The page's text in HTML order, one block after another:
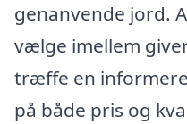
genanvende jord.
vælge imellem
træffe en
på både pris og